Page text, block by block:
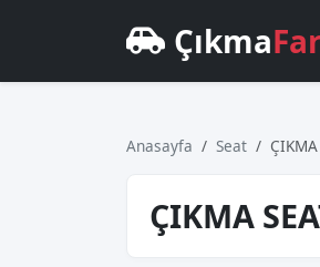
ÇıkmaFar
Anasayfa Seat
ÇIKMA